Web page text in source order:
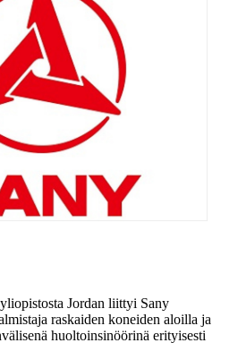
Jordan liittyi Sany
raskaiden koneiden aloilla ja
huoltoinsinöörinä erityisesti